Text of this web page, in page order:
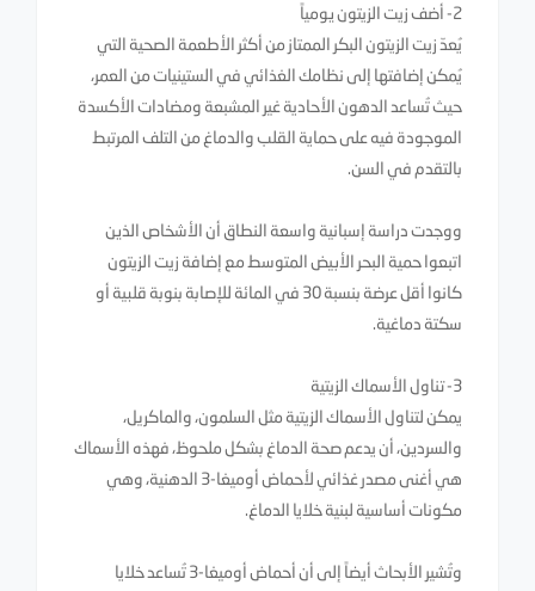
2- أضف زيت الزيتون يومياً
يُعدّ زيت الزيتون البكر الممتاز من أكثر الأطعمة الصحية التي
يُمكن إضافتها إلى نظامك الغذائي في الستينيات من العمر،
حيث تُساعد الدهون الأحادية غير المشبعة ومضادات الأكسدة
الموجودة فيه على حماية القلب والدماغ من التلف المرتبط
بالتقدم في السن.
ووجدت دراسة إسبانية واسعة النطاق أن الأشخاص الذين
اتبعوا حمية البحر الأبيض المتوسط ​​مع إضافة زيت الزيتون
كانوا أقل عرضة بنسبة 30 في المائة للإصابة بنوبة قلبية أو
سكتة دماغية.
3- تناول الأسماك الزيتية
يمكن لتناول الأسماك الزيتية مثل السلمون، والماكريل،
والسردين، أن يدعم صحة الدماغ بشكل ملحوظ، فهذه الأسماك
هي أغنى مصدر غذائي لأحماض أوميغا-3 الدهنية، وهي
مكونات أساسية لبنية خلايا الدماغ.
وتُشير الأبحاث أيضاً إلى أن أحماض أوميغا-3 تُساعد خلايا